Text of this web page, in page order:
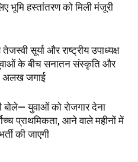
भूमि हस्तांतरण को मिली मंजूरी
तेजस्वी सूर्या और राष्ट्रीय उपाध्यक्ष
के बीच सनातन संस्कृति और
अलख जगाई
बोले— युवाओं को रोजगार देना
प्राथमिकता, आने वाले महीनों में
की जाएगी